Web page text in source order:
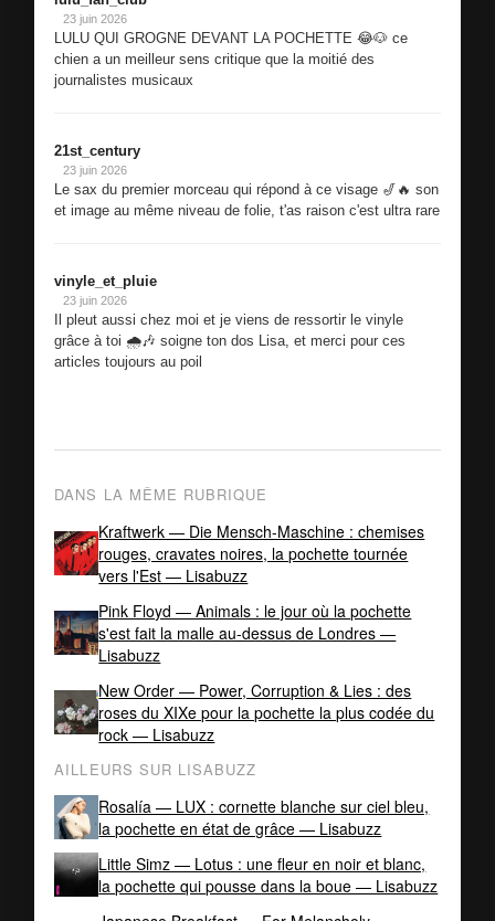
23 juin 2026
LULU QUI GROGNE DEVANT LA POCHETTE 😂🐶 ce
chien a un meilleur sens critique que la moitié des
journalistes musicaux
21st_century
23 juin 2026
Le sax du premier morceau qui répond à ce visage 🎷🔥 son
et image au même niveau de folie, t'as raison c'est ultra rare
vinyle_et_pluie
23 juin 2026
Il pleut aussi chez moi et je viens de ressortir le vinyle
grâce à toi 🌧️🎶 soigne ton dos Lisa, et merci pour ces
articles toujours au poil
DANS LA MÊME RUBRIQUE
Kraftwerk — Die Mensch-Maschine : chemises
rouges, cravates noires, la pochette tournée
vers l'Est — Lisabuzz
Pink Floyd — Animals : le jour où la pochette
s'est fait la malle au-dessus de Londres —
Lisabuzz
New Order — Power, Corruption & Lies : des
roses du XIXe pour la pochette la plus codée du
rock — Lisabuzz
AILLEURS SUR LISABUZZ
Rosalía — LUX : cornette blanche sur ciel bleu,
la pochette en état de grâce — Lisabuzz
Little Simz — Lotus : une fleur en noir et blanc,
la pochette qui pousse dans la boue — Lisabuzz